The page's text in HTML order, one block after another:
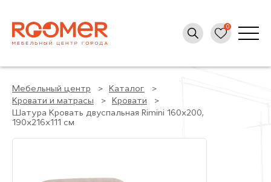
Мебельный центр
Каталог
Кровати и матрасы
Кровати
Шатура Кровать двуспальная Rimini 160х200,
190x216x111 см